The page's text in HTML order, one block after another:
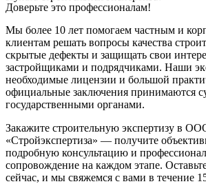
Доверьте это профессионалам!
Мы более 10 лет помогаем частным и
клиентам решать вопросы качества
скрытые дефекты и защищать свои
застройщиками и подрядчиками. Наши
необходимые лицензии и большой
официальные заключения принимаются
государственными органами.
Закажите строительную экспертизу в
«Стройэкспертиза» — получите
подробную консультацию и
сопровождение на каждом этапе.
сейчас, и мы свяжемся с вами в течение